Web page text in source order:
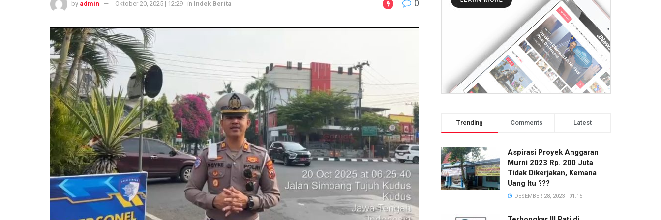
by admin Oktober 20, 2025 | 12:29 in Indek Berita 0
Trending Comments Latest
Aspirasi Proyek Anggaran
Murni 2023 Rp. 200 Juta
Tidak Dikerjakan, Kemana
Uang Itu ???
DESEMBER 28, 2023 | 01:15